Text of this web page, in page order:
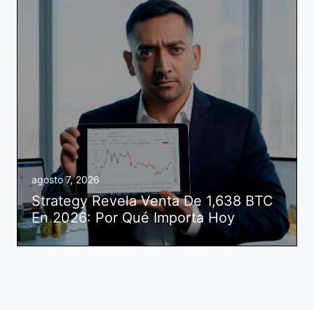
agosto 7, 2026
Strategy Revela Venta De 1,638 BTC
En 2026: Por Qué Importa Hoy